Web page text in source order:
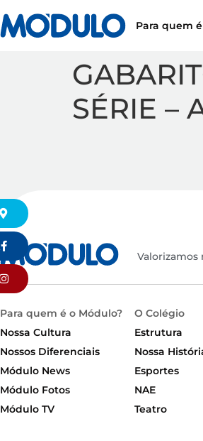
Para quem
SÉRIE –
Valorizamos
Para quem é o Módulo?
Nossa Cultura
Nossos Diferenciais
Módulo News
Módulo Fotos
Módulo TV
O Colégio
Estrutura
Nossa
Esportes
NAE
Teatro